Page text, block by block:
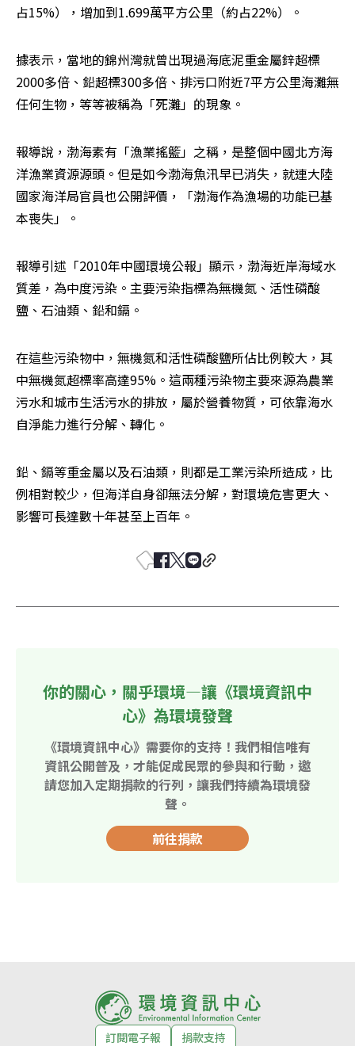
占15%），增加到1.699萬平方公里（約占22%）。
據表示，當地的錦州灣就曾出現過海底泥重金屬鋅超標
2000多倍、鉛超標300多倍、排污口附近7平方公里海灘無
任何生物，等等被稱為「死灘」的現象。
報導說，渤海素有「漁業搖籃」之稱，是整個中國北方海
洋漁業資源源頭。但是如今渤海魚汛早已消失，就連大陸
國家海洋局官員也公開評價，「渤海作為漁場的功能已基
本喪失」。
報導引述「2010年中國環境公報」顯示，渤海近岸海域水
質差，為中度污染。主要污染指標為無機氮、活性磷酸
鹽、石油類、鉛和鎘。
在這些污染物中，無機氮和活性磷酸鹽所佔比例較大，其
中無機氮超標率高達95%。這兩種污染物主要來源為農業
污水和城市生活污水的排放，屬於營養物質，可依靠海水
自淨能力進行分解、轉化。
鉛、鎘等重金屬以及石油類，則都是工業污染所造成，比
例相對較少，但海洋自身卻無法分解，對環境危害更大、
影響可長達數十年甚至上百年。
你的關心，關乎環境—讓《環境資訊中
心》為環境發聲
《環境資訊中心》需要你的支持！我們相信唯有
資訊公開普及，才能促成民眾的參與和行動，邀
請您加入定期捐款的行列，讓我們持續為環境發
聲。
前往捐款
訂閱電子報 捐款支持